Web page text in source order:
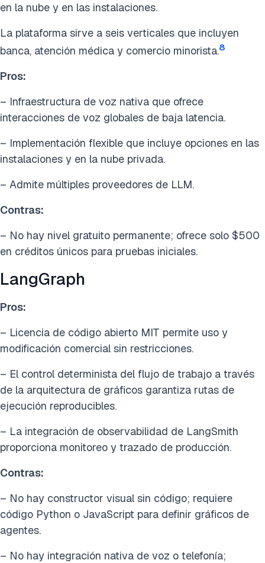
en la nube y en las instalaciones.
La plataforma sirve a seis verticales que incluyen
banca, atención médica y comercio minorista.8
Pros:
– Infraestructura de voz nativa que ofrece
interacciones de voz globales de baja latencia.
– Implementación flexible que incluye opciones en las
instalaciones y en la nube privada.
– Admite múltiples proveedores de LLM.
Contras:
– No hay nivel gratuito permanente; ofrece solo $500
en créditos únicos para pruebas iniciales.
LangGraph
Pros:
– Licencia de código abierto MIT permite uso y
modificación comercial sin restricciones.
– El control determinista del flujo de trabajo a través
de la arquitectura de gráficos garantiza rutas de
ejecución reproducibles.
– La integración de observabilidad de LangSmith
proporciona monitoreo y trazado de producción.
Contras:
– No hay constructor visual sin código; requiere
código Python o JavaScript para definir gráficos de
agentes.
– No hay integración nativa de voz o telefonía;